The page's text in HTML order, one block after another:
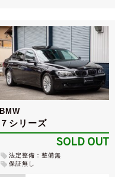
BMW
７シリーズ
SOLD OUT
法定整備：整備無
保証無し